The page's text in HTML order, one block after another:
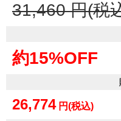
31,460 円(税
約15%OFF
26,774 円(税込)